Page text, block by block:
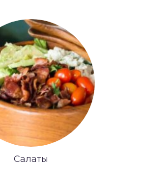
Салаты